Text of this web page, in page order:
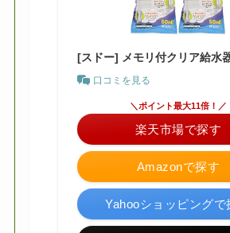
[スドー] メモリ付クリア給水
口コミを見る
Amazonで探す
＼ポイント最大11倍！／
楽天市場で探す
Yahooショッピングで